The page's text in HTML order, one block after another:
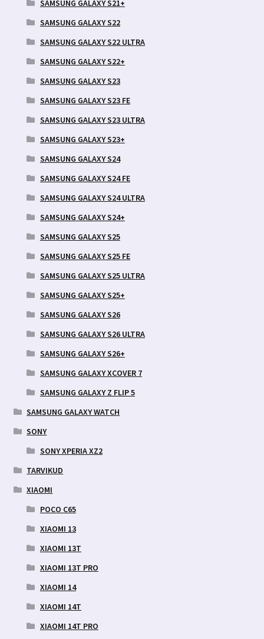
SAMSUNG GALAXY S21+
SAMSUNG GALAXY S22
SAMSUNG GALAXY S22 ULTRA
SAMSUNG GALAXY S22+
SAMSUNG GALAXY S23
SAMSUNG GALAXY S23 FE
SAMSUNG GALAXY S23 ULTRA
SAMSUNG GALAXY S23+
SAMSUNG GALAXY S24
SAMSUNG GALAXY S24 FE
SAMSUNG GALAXY S24 ULTRA
SAMSUNG GALAXY S24+
SAMSUNG GALAXY S25
SAMSUNG GALAXY S25 FE
SAMSUNG GALAXY S25 ULTRA
SAMSUNG GALAXY S25+
SAMSUNG GALAXY S26
SAMSUNG GALAXY S26 ULTRA
SAMSUNG GALAXY S26+
SAMSUNG GALAXY XCOVER 7
SAMSUNG GALAXY Z FLIP 5
SAMSUNG GALAXY WATCH
SONY
SONY XPERIA XZ2
TARVIKUD
XIAOMI
POCO C65
XIAOMI 13
XIAOMI 13T
XIAOMI 13T PRO
XIAOMI 14
XIAOMI 14T
XIAOMI 14T PRO